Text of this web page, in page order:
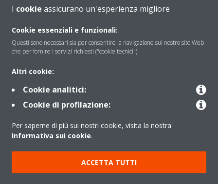
Soluzioni
Periodo di supporto definito
Gruppo Daikin Europe
Copyright © Daikin
Cookies Policy
Policy sulla protezione dei dati
I cookie assicurano un'esperienza migliore
Cookie essenziali e funzionali:
Questi sono necessari sia per consentire la navigazione sul nostro sito Web
che per fornire i servizi richiesti ("cookie tecnici").
Altri cookie:
Cookie analitici:
Cookie di profilazione:
Per saperne di più sui nostri cookie, visita la nostra
Informativa sui cookie.
ACCETTA TUTTI